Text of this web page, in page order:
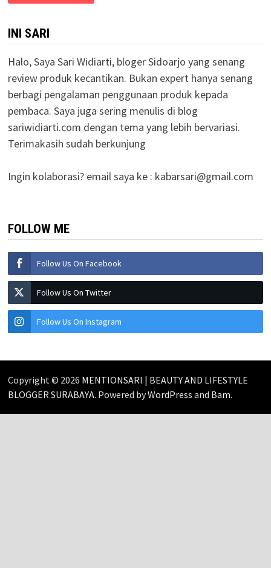
INI SARI
Halo, Saya Sari Widiarti, bloger Sidoarjo yang senang
review produk kecantikan. Bukan expert hanya senang
berbagi pengalaman penggunaan produk kepada
pembaca. Saya juga sering menulis di blog
sariwidiarti.com dengan tema yang lebih bervariasi.
Terimakasih sudah berkunjung
Ingin kolaborasi? email saya ke : kabarsari@gmail.com
FOLLOW ME
Follow Us On Facebook
Follow Us On Twitter
Follow Us On Instagram
Copyright © 2026 MENTIONSARI | BEAUTY AND LIFESTYLE
BLOGGER SURABAYA. Powered byWordPress and Bam.